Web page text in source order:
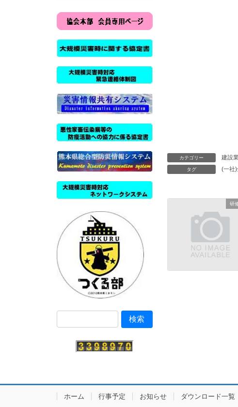
カテゴリー 建設
タグ (一社
研
ホーム 行事予定 お知らせ ダウンロード一覧